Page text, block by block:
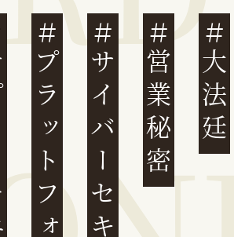
プラットフォーム 営業秘密 大法廷